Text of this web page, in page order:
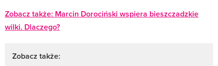
Zobacz także: Marcin Dorociński wspiera bieszczadzkie
wilki. Dlaczego?
Zobacz także: